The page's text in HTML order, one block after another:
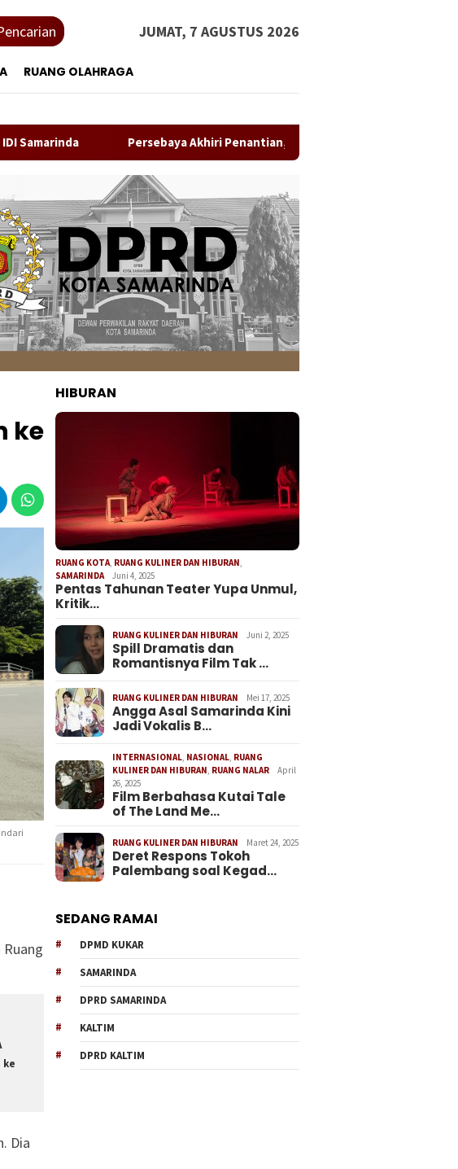
JUMAT, 7 AGUSTUS 2026
RUANG OLAHRAGA
Persebaya Akhiri Penantian, Taklukkan Persib Lewat Adu Penalti
ke
ke
Dia
HIBURAN
RUANG KOTA RUANG KULINER DAN HIBURAN
SAMARINDA
Juni 4, 2025
Pentas Tahunan Teater Yupa Unmul,
Kritik…
RUANG KULINER DAN HIBURAN Juni 2, 2025
Spill Dramatis dan
Romantisnya Film Tak …
RUANG KULINER DAN HIBURAN Mei 17, 2025
Angga Asal Samarinda Kini
Jadi Vokalis B…
INTERNASIONAL NASIONAL RUANG
KULINER DAN HIBURAN RUANG NALAR
April
26, 2025
Film Berbahasa Kutai Tale
of The Land Me…
RUANG KULINER DAN HIBURAN Maret 24, 2025
Deret Respons Tokoh
Palembang soal Kegad…
SEDANG RAMAI
DPMD KUKAR
SAMARINDA
DPRD SAMARINDA
KALTIM
DPRD KALTIM